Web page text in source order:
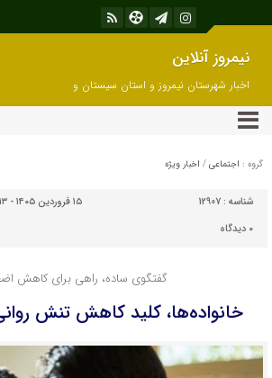
نیمروز آنلاین
اخبار شهرستان نیمروز و استان سیستان و
بلوچستان
گروه : اجتماعی / اخبار ویژه
شناسه : 12907
۱۵ فروردین ۱۴۰۵ - ۲۳:۱۳
۰ دیدگاه
گفتگوی ساده، راهی برای کاهش
خانواده‌ها، کلید کاهش تنش